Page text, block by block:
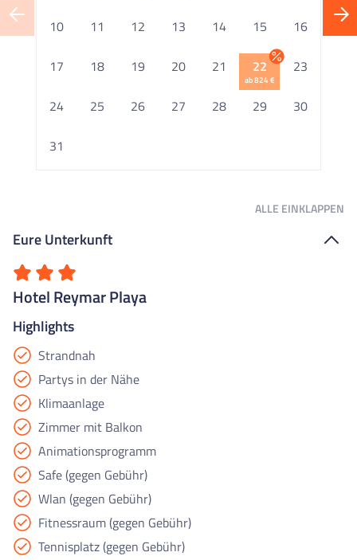
10 11 12 13 14 15 16
17 18 19 20 21 22
ab 824 €
23
24 25 26 27 28 29 30
31
ALLE EINKLAPPEN
Eure Unterkunft
Hotel Reymar Playa
Highlights
Strandnah
Partys in der Nähe
Klimaanlage
Zimmer mit Balkon
Animationsprogramm
Safe (gegen Gebühr)
Wlan (gegen Gebühr)
Fitnessraum (gegen Gebühr)
Tennisplatz (gegen Gebühr)